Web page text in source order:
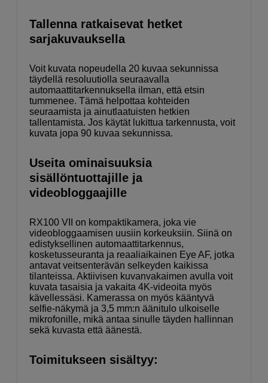
Tallenna ratkaisevat hetket
sarjakuvauksella
Voit kuvata nopeudella 20 kuvaa sekunnissa
täydellä resoluutiolla seuraavalla
automaattitarkennuksella ilman, että etsin
tummenee. Tämä helpottaa kohteiden
seuraamista ja ainutlaatuisten hetkien
tallentamista. Jos käytät lukittua tarkennusta, voit
kuvata jopa 90 kuvaa sekunnissa.
Useita ominaisuuksia
sisällöntuottajille ja
videobloggaajille
RX100 VII on kompaktikamera, joka vie
videobloggaamisen uusiin korkeuksiin. Siinä on
edistyksellinen automaattitarkennus,
kosketusseuranta ja reaaliaikainen Eye AF, jotka
antavat veitsenterävän selkeyden kaikissa
tilanteissa. Aktiivisen kuvanvakaimen avulla voit
kuvata tasaisia ja vakaita 4K-videoita myös
kävellessäsi. Kamerassa on myös kääntyvä
selfie-näkymä ja 3,5 mm:n äänitulo ulkoiselle
mikrofonille, mikä antaa sinulle täyden hallinnan
sekä kuvasta että äänestä.
Toimitukseen sisältyy: